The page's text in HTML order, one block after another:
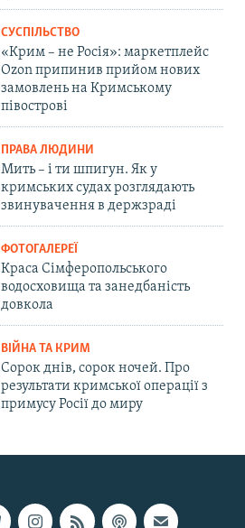
СУСПІЛЬСТВО
«Крим – не Росія»: маркетплейс
Ozon припинив прийом нових
замовлень на Кримському
півострові
ПРАВА ЛЮДИНИ
Мить – і ти шпигун. Як у
кримських судах розглядають
звинувачення в держзраді
ФОТОГАЛЕРЕЇ
Краса Сімферопольського
водосховища та занедбаність
довкола
ВІЙНА ТА КРИМ
Сорок днів, сорок ночей. Про
результати кримської операції з
примусу Росії до миру